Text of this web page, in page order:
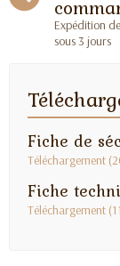
Expédition
sous 3 jours
Fiche de
Téléchargement
Fiche
Téléchargement